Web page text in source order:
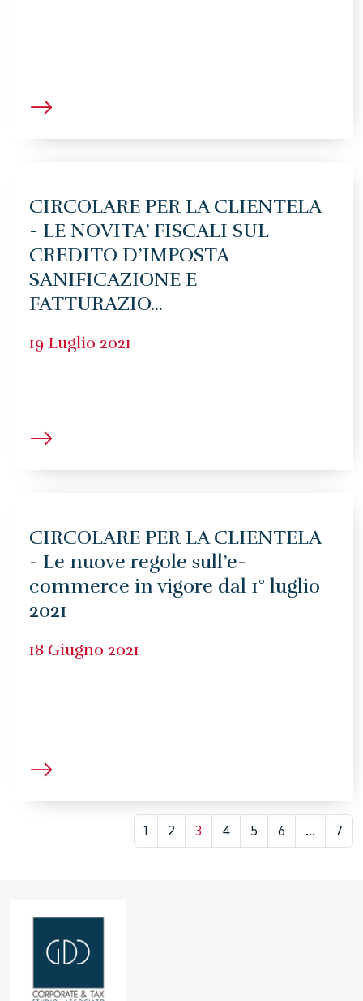
CIRCOLARE PER LA CLIENTELA
- LE NOVITA’ FISCALI SUL
CREDITO D’IMPOSTA
SANIFICAZIONE E
FATTURAZIO...
19 Luglio 2021
CIRCOLARE PER LA CLIENTELA
- Le nuove regole sull’e-
commerce in vigore dal 1° luglio
2021
18 Giugno 2021
1 2 3 4 5 6 ... 7